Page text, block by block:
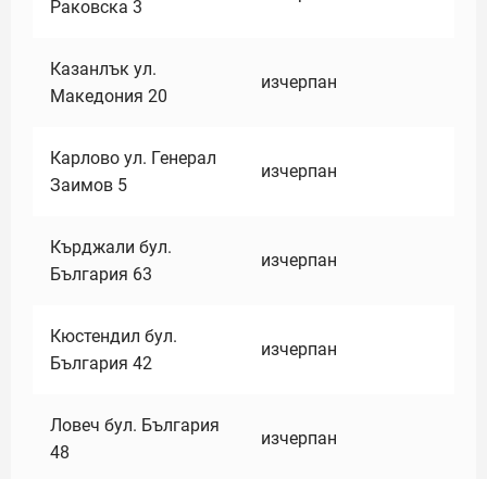
Раковска 3
Казанлък ул.
Македония 20
изчерпан
Карлово ул. Генерал
Заимов 5
изчерпан
Кърджали бул.
България 63
изчерпан
Кюстендил бул.
България 42
изчерпан
Ловеч бул. България
48
изчерпан